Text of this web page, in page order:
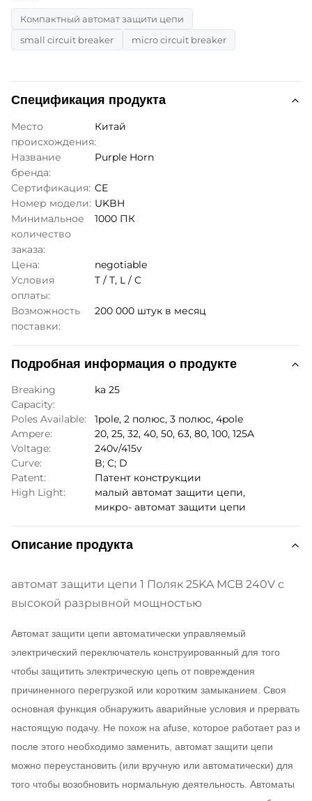
Компактный автомат защити цепи
small circuit breaker
micro circuit breaker
Спецификация продукта
Место
происхождения:
Китай
Название
бренда:
Purple Horn
Сертификация: CE
Номер модели: UKBH
Минимальное
количество
заказа:
1000 ПК
Цена:
negotiable
Условия
оплаты:
T / T, L / C
Возможность
поставки:
200 000 штук в месяц
Подробная информация о продукте
Breaking
Capacity:
ka 25
Poles Available:
1pole, 2 полюс, 3 полюс, 4pole
Ampere:
20, 25, 32, 40, 50, 63, 80, 100, 125A
Voltage:
240v/415v
Curve:
B; C; D
Patent:
Патент конструкции
High Light:
малый автомат защити цепи,
микро- автомат защити цепи
Описание продукта
автомат защити цепи 1 Поляк 25KA MCB 240V с
высокой разрывной мощностью
Автомат защити цепи автоматически управляемый
электрический переключатель конструированный для того
чтобы защитить электрическую цепь от повреждения
причиненного перегрузкой или коротким замыканием. Своя
основная функция обнаружить аварийные условия и прервать
настоящую подачу. Не похож на afuse, которое работает раз и
после этого необходимо заменить, автомат защити цепи
можно переустановить (или вручную или автоматически) для
того чтобы возобновить нормальную деятельность. Автоматы